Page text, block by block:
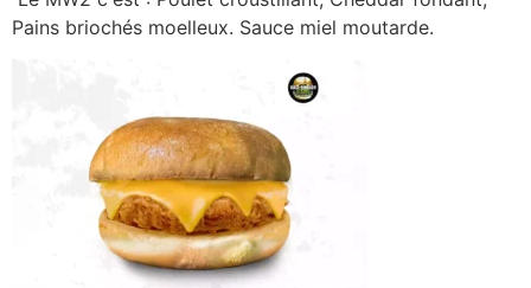
Pains briochés moelleux. Sauce miel moutarde.